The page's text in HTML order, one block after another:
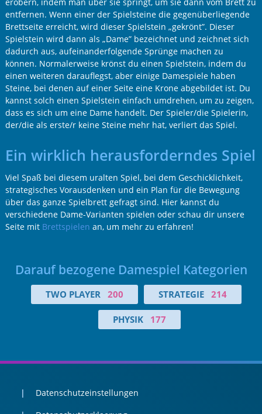
entfernen. Wenn einer der Spielsteine die gegenüberliegende
Brettseite erreicht, wird dieser Spielstein „gekrönt”. Dieser
Spielstein wird dann als „Dame” bezeichnet und zeichnet sich
dadurch aus, aufeinanderfolgende Sprünge machen zu
können. Normalerweise krönst du einen Spielstein, indem du
einen weiteren darauflegst, aber einige Damespiele haben
Steine, bei denen auf einer Seite eine Krone abgebildet ist. Du
kannst solch einen Spielstein einfach umdrehen, um zu zeigen,
dass es sich um eine Dame handelt. Der Spieler/die Spielerin,
der/die als erste/r keine Steine mehr hat, verliert das Spiel.
Ein wirklich herausforderndes Spiel
Viel Spaß bei diesem uralten Spiel, bei dem Geschicklichkeit,
strategisches Vorausdenken und ein Plan für die Bewegung
über das ganze Spielbrett gefragt sind. Hier kannst du
verschiedene Dame-Varianten spielen oder schau dir unsere
Seite mit Brettspielen an, um mehr zu erfahren!
Darauf bezogene Damespiel Kategorien
TWO PLAYER 200 STRATEGIE 214
PHYSIK 177
Datenschutzeinstellungen